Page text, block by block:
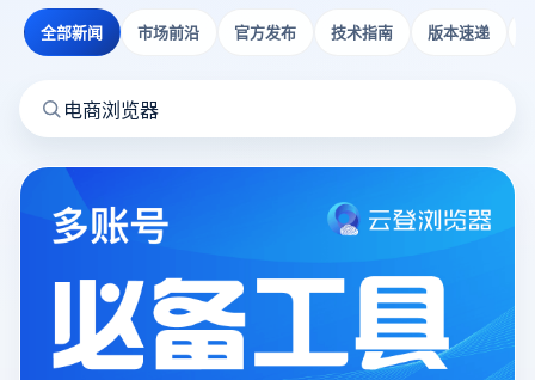
全部新闻 市场前沿 官方发布 技术指南 版本速递